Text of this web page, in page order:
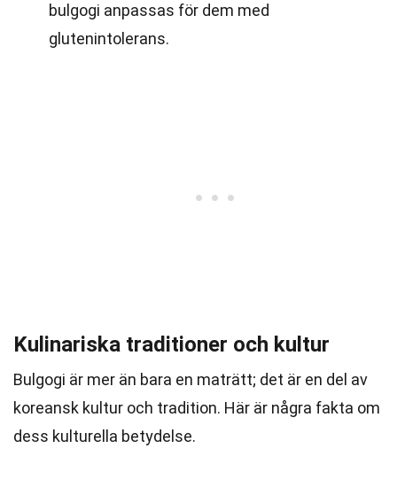
bulgogi anpassas för dem med
glutenintolerans.
Kulinariska traditioner och kultur
Bulgogi är mer än bara en maträtt; det är en del av
koreansk kultur och tradition. Här är några fakta om
dess kulturella betydelse.